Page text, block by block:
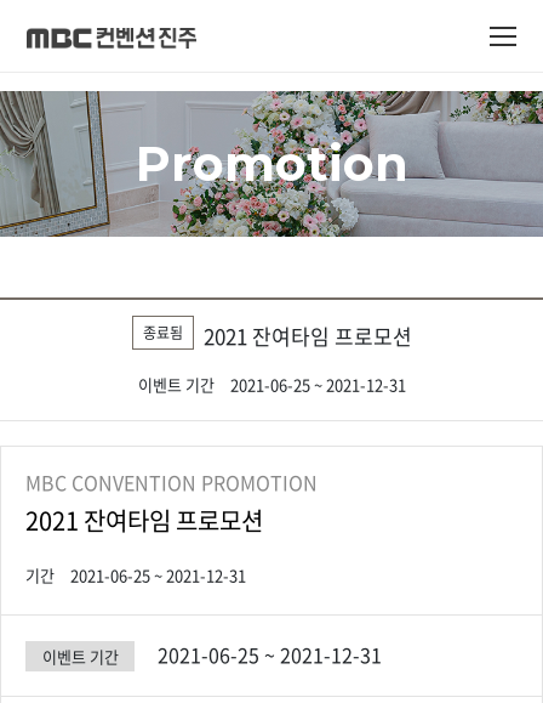
Promotion
종료됨 2021 잔여타임 프로모션
이벤트 기간 2021-06-25 ~ 2021-12-31
MBC CONVENTION PROMOTION
2021 잔여타임 프로모션
기간 2021-06-25 ~ 2021-12-31
이벤트 기간 2021-06-25 ~ 2021-12-31